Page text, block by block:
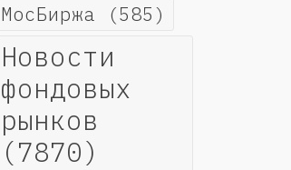
МосБиржа (585)
Новости
фондовых
рынков
(7870)